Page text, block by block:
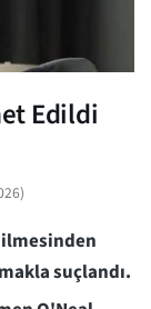
Edildi
)
suçlandı.